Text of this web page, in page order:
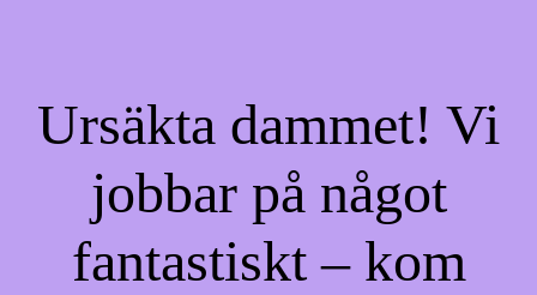
Ursäkta dammet! Vi
jobbar på något
fantastiskt – kom